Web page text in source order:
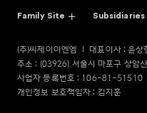
Family Site Subsidiaries
(주)씨제이이엔엠
대표이사 : 윤상
주소 : (03926) 서울시 마포구 상암
사업자 등록번호 : 106-81-51510
개인정보 보호책임자 : 김지훈